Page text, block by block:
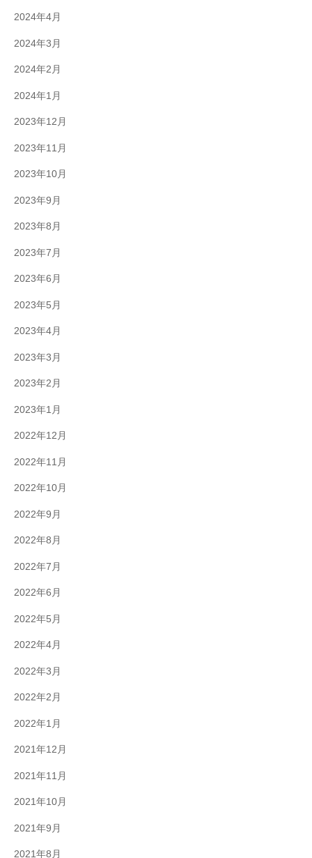
2024年4月
2024年3月
2024年2月
2024年1月
2023年12月
2023年11月
2023年10月
2023年9月
2023年8月
2023年7月
2023年6月
2023年5月
2023年4月
2023年3月
2023年2月
2023年1月
2022年12月
2022年11月
2022年10月
2022年9月
2022年8月
2022年7月
2022年6月
2022年5月
2022年4月
2022年3月
2022年2月
2022年1月
2021年12月
2021年11月
2021年10月
2021年9月
2021年8月